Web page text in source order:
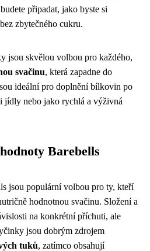
připadat, jako byste si
zbytečného cukru.
jsou skvělou volbou pro každého,
svačinu, která zapadne do
ideální pro doplnění bílkovin po
jídly nebo jako rychlá a výživná
Barebells
jsou populární volbou pro ty, kteří
hodnotnou svačinu. Složení a
na konkrétní příchuti, ale
jsou dobrým zdrojem
tuků, zatímco obsahují